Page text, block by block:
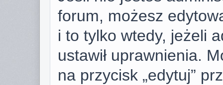
forum, możesz
i to tylko wtedy, jeżeli
ustawił uprawnienia.
na przycisk „edytuj”